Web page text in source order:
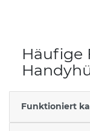
Häufige
Funktioniert